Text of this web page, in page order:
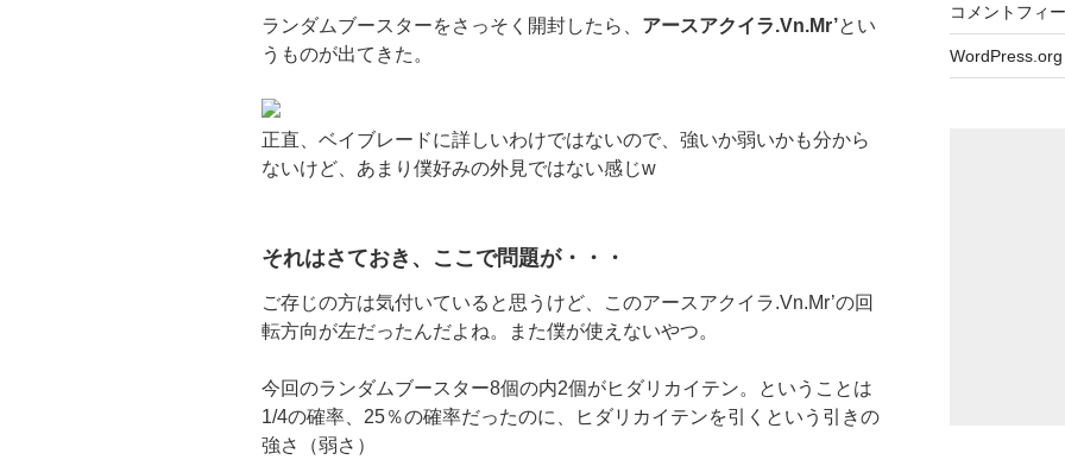
ランダムブースターをさっそく開封したら、 アースアクイラ.Vn.Mr’とい
うものが出てきた。
正直、ベイブレードに詳しいわけではないので、強いか弱いかも分から
ないけど、あまり僕好みの外見ではない感じw
それはさておき、ここで問題が・・・
ご存じの方は気付いていると思うけど、このアースアクイラ.Vn.Mr’の回
転方向が左だったんだよね。また僕が使えないやつ。
今回のランダムブースター8個の内2個がヒダリカイテン。ということは
1/4の確率、25％の確率だったのに、ヒダリカイテンを引くという引きの
強さ（弱さ）
コメントフィ
WordPress.org